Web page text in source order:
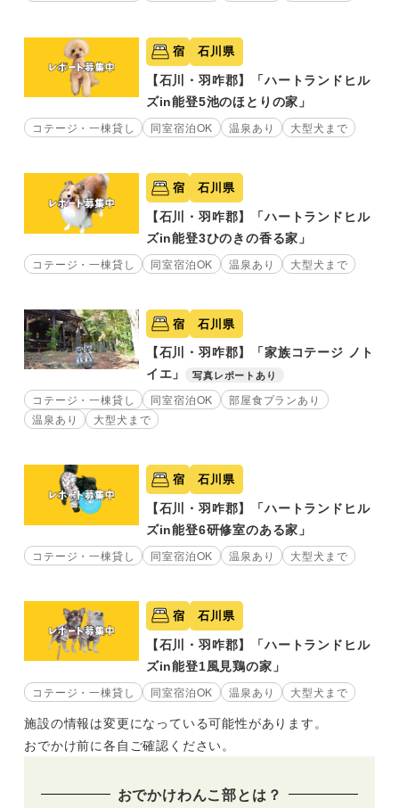
宿 石川県
【石川・羽咋郡】「ハートランドヒル
ズin能登5池のほとりの家」
コテージ・一棟貸し 同室宿泊OK 温泉あり 大型犬まで
宿 石川県
【石川・羽咋郡】「ハートランドヒル
ズin能登3ひのきの香る家」
コテージ・一棟貸し 同室宿泊OK 温泉あり 大型犬まで
宿 石川県
【石川・羽咋郡】「家族コテージ ノト
イエ」
写真レポートあり
コテージ・一棟貸し 同室宿泊OK
部屋食プランあり
温泉あり
大型犬まで
宿 石川県
【石川・羽咋郡】「ハートランドヒル
ズin能登6研修室のある家」
コテージ・一棟貸し 同室宿泊OK 温泉あり 大型犬まで
宿 石川県
【石川・羽咋郡】「ハートランドヒル
ズin能登1風見鶏の家」
コテージ・一棟貸し 同室宿泊OK 温泉あり 大型犬まで
施設の情報は変更になっている可能性があります。
おでかけ前に各自ご確認ください。
おでかけわんこ部とは？